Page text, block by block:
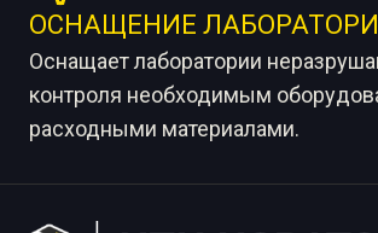
ОСНАЩЕНИЕ
Оснащает лаборатории
контроля необходимым
расходными материалами.